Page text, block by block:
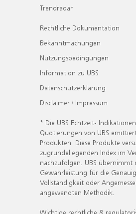
Trendradar
Rechtliche Dokumentation
Bekanntmachungen
Nutzungsbedingungen
Information zu UBS
Datenschutzerklärung
Disclaimer / Impressum
* Die UBS Echtzeit-
Quotierungen von UBS
Produkten. Diese Produkte
zugrundeliegenden Index im
nachzufolgen. UBS übernimmt
Gewährleistung für die
Vollständigkeit oder
angewandten Methodik.